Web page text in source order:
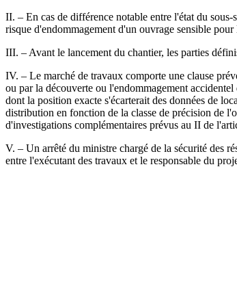
II. – En cas de différence notable entre l'état du
risque d'endommagement d'un ouvrage sensible
III. – Avant le lancement du chantier, les parties
IV. – Le marché de travaux comporte une clause
ou par la découverte ou l'endommagement
dont la position exacte s'écarterait des données de
distribution en fonction de la classe de précision de
d'investigations complémentaires prévus au II de
V. – Un arrêté du ministre chargé de la sécurité des
entre l'exécutant des travaux et le responsable du